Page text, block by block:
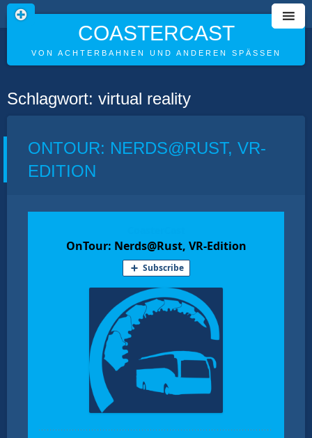
COASTERCAST
VON ACHTERBAHNEN UND ANDEREN SPÄSSEN
Skip
Schlagwort: virtual reality
ONTOUR: NERDS@RUST, VR-
EDITION